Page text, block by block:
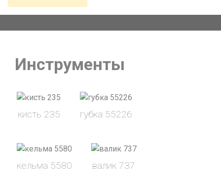
Инструменты
кисть 235 губка 55226
кельма 5580 валик 737